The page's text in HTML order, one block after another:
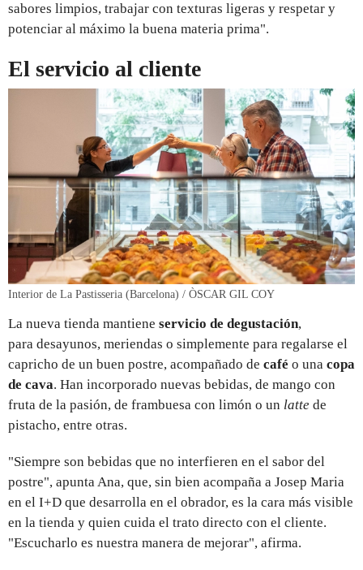
sabores limpios, trabajar con texturas ligeras y respetar y
potenciar al máximo la buena materia prima".
El servicio al cliente
Interior de La Pastisseria (Barcelona) / ÒSCAR GIL COY
La nueva tienda mantiene servicio de degustación,
para desayunos, meriendas o simplemente para regalarse el
capricho de un buen postre, acompañado de café o una copa
de cava. Han incorporado nuevas bebidas, de mango con
fruta de la pasión, de frambuesa con limón o un latte de
pistacho, entre otras.
"Siempre son bebidas que no interfieren en el sabor del
postre", apunta Ana, que, sin bien acompaña a Josep Maria
en el I+D que desarrolla en el obrador, es la cara más visible
en la tienda y quien cuida el trato directo con el cliente.
"Escucharlo es nuestra manera de mejorar", afirma.